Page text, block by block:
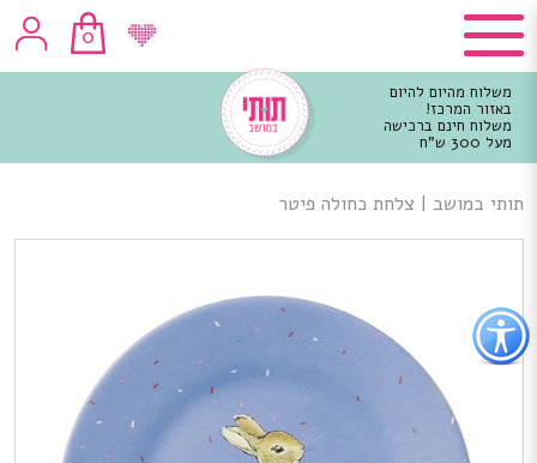
כפתור
לפתיחת
תפריט
נגישות
0
משלוח מהיום להיום
באזור המרכז!
משלוח חינם ברכישה
מעל 300 ש"ח
מרכזי
תותי במושב | צלחת כחולה פיטר